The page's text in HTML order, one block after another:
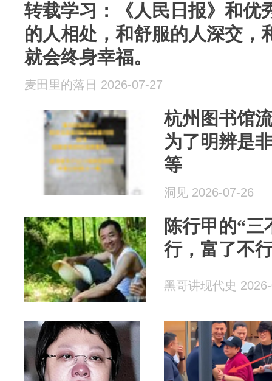
转载学习：《人民日报》和优
的人相处，和舒服的人深交，
就会终身幸福。
麦田里的落日 2026-07-27
杭州图书馆
为了明辨是
等
洞见 2026-07-26
陈行甲的“
行，富了不
黑哥讲现代史